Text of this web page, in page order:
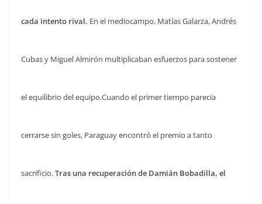
cada intento rival. En el mediocampo, Matías Galarza, Andrés
Cubas y Miguel Almirón multiplicaban esfuerzos para sostener
el equilibrio del equipo.Cuando el primer tiempo parecía
cerrarse sin goles, Paraguay encontró el premio a tanto
sacrificio.Tras una recuperación de Damián Bobadilla, el